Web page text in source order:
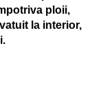
ploii,
la interior,